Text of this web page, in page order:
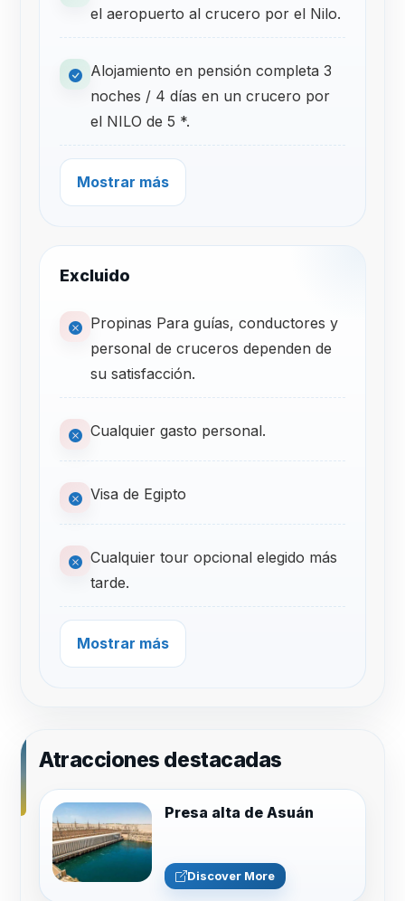
el aeropuerto al crucero por el Nilo.
Alojamiento en pensión completa 3
noches / 4 días en un crucero por
el NILO de 5 *.
Mostrar más
Excluido
Propinas Para guías, conductores y
personal de cruceros dependen de
su satisfacción.
Cualquier gasto personal.
Visa de Egipto
Cualquier tour opcional elegido más
tarde.
Mostrar más
Atracciones destacadas
Presa alta de Asuán
Discover More